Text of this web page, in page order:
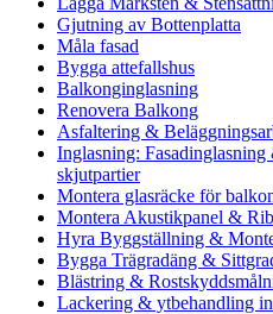
Gjutning av Bottenplatta
Måla fasad
Bygga attefallshus
Balkonginglasning
Renovera Balkong
Asfaltering &
Inglasning:
skjutpartier
Montera glasräcke för
Montera Akustikpanel &
Hyra Byggställning &
Bygga Trägradäng &
Blästring &
Lackering & ytbehandling